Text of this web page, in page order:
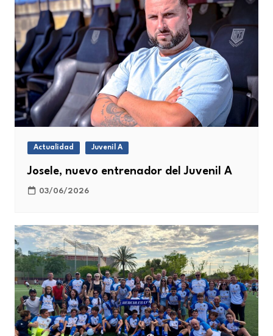
Actualidad Juvenil A
Josele, nuevo entrenador del Juvenil A
03/06/2026